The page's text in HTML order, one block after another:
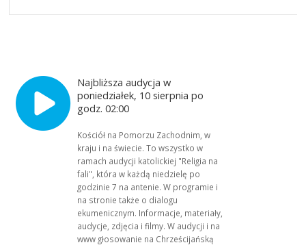
Najbliższa audycja w
poniedziałek, 10 sierpnia po
godz. 02:00
Kościół na Pomorzu Zachodnim, w
kraju i na świecie. To wszystko w
ramach audycji katolickiej "Religia na
fali", która w każdą niedzielę po
godzinie 7 na antenie. W programie i
na stronie także o dialogu
ekumenicznym. Informacje, materiały,
audycje, zdjęcia i filmy. W audycji i na
www głosowanie na Chrześcijańską